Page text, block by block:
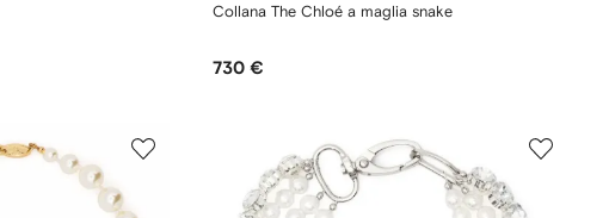
Collana The Chloé a maglia snake
730 €